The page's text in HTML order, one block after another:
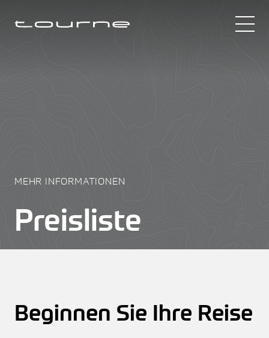
MEHR INFORMATIONEN
Preisliste
Beginnen Sie Ihre Reise